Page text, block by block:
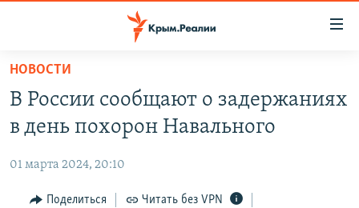
Вернуться
основному
содержанию
навигации
КАРТА ВОЕННЫХ ОБЪЕКТОВ КРЫМА
11 ЛЕТ ОККУПАЦИИ КРЫМА. 11 ИСТОРИЙ СОПРОТИВЛЕНИЯ
ИСТОРИЯ
ЕЩЕ
НОВОСТИ
В России сообщают о задержаниях
в день похорон Навального
01 марта 2024, 20:10
Поделиться Читать без VPN